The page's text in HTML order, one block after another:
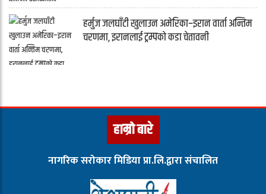
हर्मुज जलघाँटी खुलाउन अमेरिका–इरान वार्ता अन्तिम
चरणमा, इरानलाई ट्रम्पको कडा चेतावनी
हाम्रो बारे
नागरिक सरोकार मिडिया प्रा.लि.द्वारा संचालित